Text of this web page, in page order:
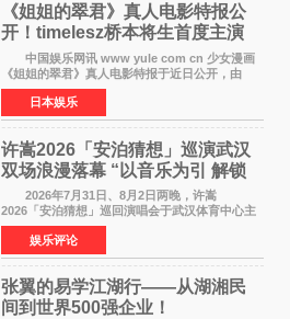
《姐姐的翠君》真人电影特报公
开！timelesz桥本将生首度主演
12月4日上映
中国娱乐网讯 www yule com cn 少女漫画
《姐姐的翠君》真人电影特报于近日公开，由
timelesz成员桥本将生担任主演，这也是他首次
担任电影主演，引发高度关注。 女高中生咲
苗翠（中岛瑠菜
日本娱乐
许嵩2026「安泊猜想」巡演武汉
双场浪漫落幕 “以音乐为引 解锁
江城记忆”
2026年7月31日、8月2日两晚，许嵩
2026「安泊猜想」巡回演唱会于武汉体育中心主
体育场盛大开唱。许嵩与数万歌迷在此相聚，从
浪漫惬意的舞台设计到充满诚意与惊喜的现场互
动，共同开启了一场关于
娱乐评论
张翼的易学江湖行——从湖湘民
间到世界500强企业！